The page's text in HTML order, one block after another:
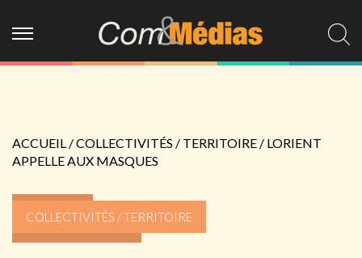
ACCUEIL /COLLECTIVITÉS / TERRITOIRE / LORIENT
APPELLE AUX MASQUES
COLLECTIVITÉS / TERRITOIRE